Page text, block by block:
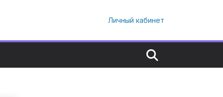
Личный кабинет